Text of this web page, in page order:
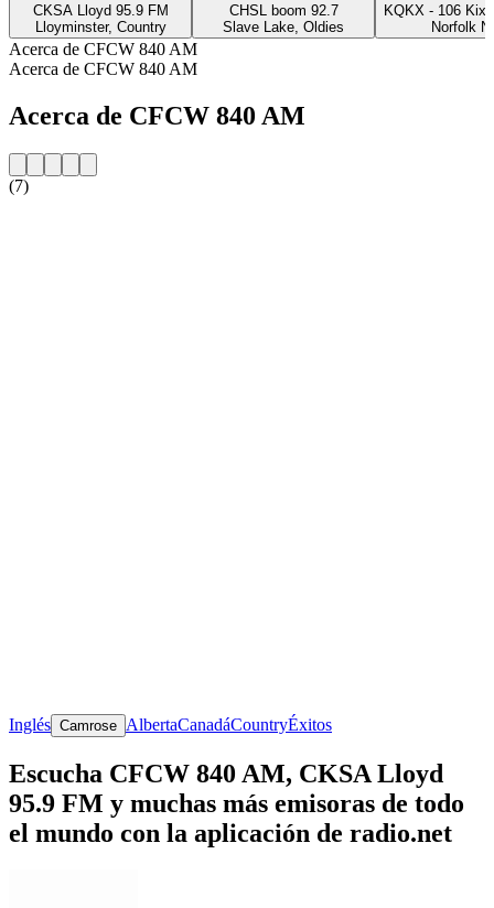
CKSA Lloyd 95.9 FM
Lloyminster, Country
CHSL boom 92.7
Slave Lake, Oldies
KQKX - 106 Kix
Norfolk
Acerca de CFCW 840 AM
Acerca de CFCW 840 AM
Acerca de CFCW 840 AM
(7)
Inglés Camrose AlbertaCanadáCountryÉxitos
Escucha CFCW 840 AM, CKSA Lloyd
95.9 FM y muchas más emisoras de todo
el mundo con la aplicación de radio.net